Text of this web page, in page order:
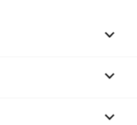


